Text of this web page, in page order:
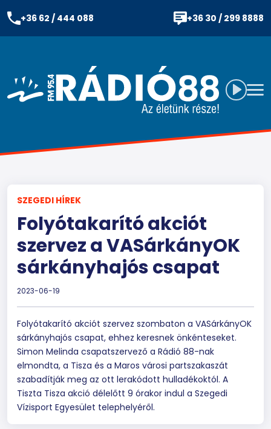
+36 62 / 444 088 +36 30 / 299 8888
SZEGEDI HÍREK
Folyótakarító akciót
szervez a VASárkányOK
sárkányhajós csapat
2023-06-19
Folyótakarító akciót szervez szombaton a VASárkányOK
sárkányhajós csapat, ehhez keresnek önkénteseket.
Simon Melinda csapatszervező a Rádió 88-nak
elmondta, a Tisza és a Maros városi partszakaszát
szabadítják meg az ott lerakódott hulladékoktól. A
Tiszta Tisza akció délelőtt 9 órakor indul a Szegedi
Vízisport Egyesület telephelyéről.